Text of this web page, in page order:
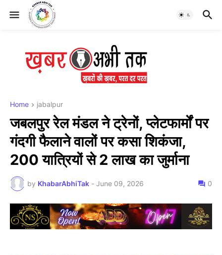
Home jabalpur
जबलपुर रेल मंडल ने ट्रेनों, प्लेटफार्मों पर
गंदगी फैलाने वालों पर कसा शिकंजा,
200 यात्रियों से 2 लाख का जुर्माना
by KhabarAbhiTak - June 09, 2026 0